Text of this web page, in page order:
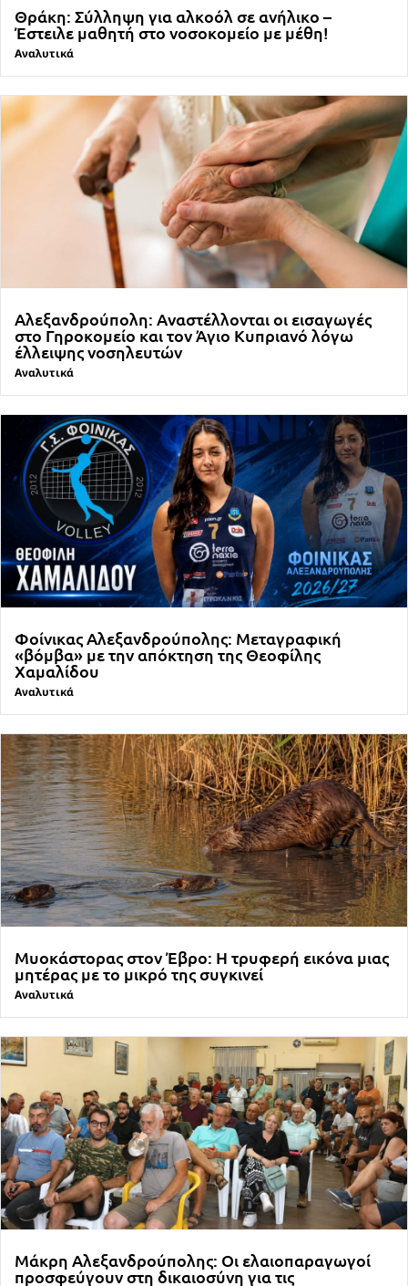
Θράκη: Σύλληψη για αλκοόλ σε ανήλικο –
Έστειλε μαθητή στο νοσοκομείο με μέθη!
Αναλυτικά
Αλεξανδρούπολη: Αναστέλλονται οι εισαγωγές
στο Γηροκομείο και τον Άγιο Κυπριανό λόγω
έλλειψης νοσηλευτών
Αναλυτικά
Φοίνικας Αλεξανδρούπολης: Μεταγραφική
«βόμβα» με την απόκτηση της Θεοφίλης
Χαμαλίδου
Αναλυτικά
Μυοκάστορας στον Έβρο: Η τρυφερή εικόνα μιας
μητέρας με το μικρό της συγκινεί
Αναλυτικά
Μάκρη Αλεξανδρούπολης: Οι ελαιοπαραγωγοί
προσφεύγουν στη δικαιοσύνη για τις